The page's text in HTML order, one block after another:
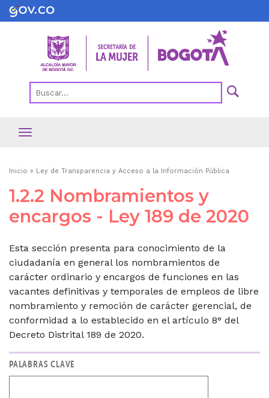
Pasar
al
Ruta
de
navegación
Inicio Ley de Transparencia y Acceso a la Información Pública
1.2.2 Nombramientos y
encargos - Ley 189 de 2020
Esta sección presenta para conocimiento de la
ciudadanía en general los nombramientos de
carácter ordinario y encargos de funciones en las
vacantes definitivas y temporales de empleos de libre
nombramiento y remoción de carácter gerencial, de
conformidad a lo establecido en el artículo 8° del
Decreto Distrital 189 de 2020.
PALABRAS CLAVE